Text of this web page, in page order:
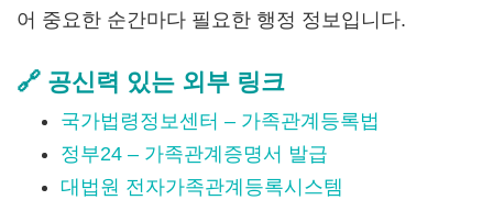
어 중요한 순간마다 필요한 행정 정보입니다.
🔗 공신력 있는 외부 링크
국가법령정보센터 – 가족관계등록법
정부24 – 가족관계증명서 발급
대법원 전자가족관계등록시스템